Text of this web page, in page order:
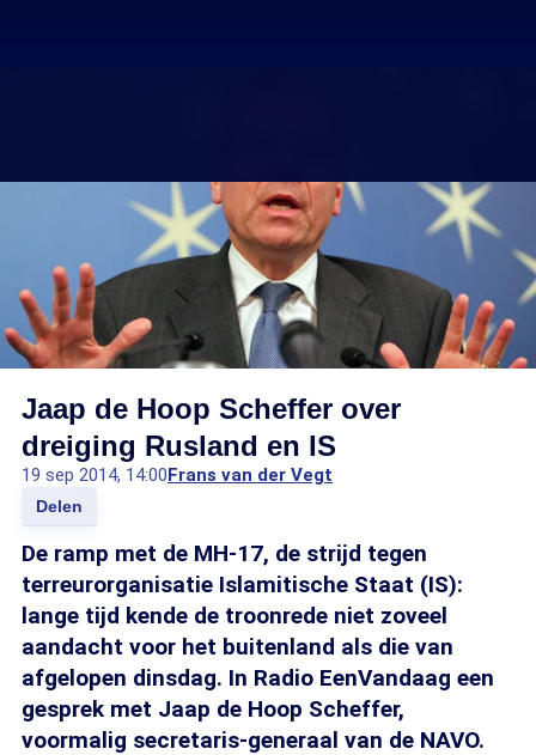
Jaap de Hoop Scheffer over
dreiging Rusland en IS
19 sep 2014, 14:00Frans van der Vegt
Delen
De ramp met de MH-17, de strijd tegen
terreurorganisatie Islamitische Staat (IS):
lange tijd kende de troonrede niet zoveel
aandacht voor het buitenland als die van
afgelopen dinsdag. In Radio EenVandaag een
gesprek met Jaap de Hoop Scheffer,
voormalig secretaris-generaal van de NAVO.